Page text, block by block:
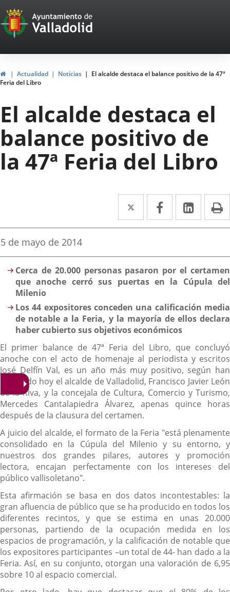
Portal
Web
del
Ayuntamiento
de
Valladolid
InicioActualidad Noticias
El alcalde destaca el balance positivo de la 47ª
Feria del Libro
El alcalde destaca el
balance positivo de
la 47ª Feria del Libro
Twitter
Enlace
a
aplicación
externa.
Facebook
Enlace
a
aplicación
externa.
Enlace
a
Fecha
la
noticia
5 de mayo de 2014
Descripción
Cerca de 20.000 personas pasaron por el certamen
que anoche cerró sus puertas en la Cúpula del
Milenio
Los 44 expositores conceden una calificación media
de notable a la Feria, y la mayoría de ellos declara
haber cubierto sus objetivos económicos
El primer balance de 47ª Feria del Libro, que concluyó
anoche con el acto de homenaje al periodista y escritos
José Delfín Val, es un año más muy positivo, según han
explicado hoy el alcalde de Valladolid, Francisco Javier León
de la Riva, y la concejala de Cultura, Comercio y Turismo,
Mercedes Cantalapiedra Álvarez, apenas quince horas
después de la clausura del certamen.
A juicio del alcalde, el formato de la Feria "está plenamente
consolidado en la Cúpula del Milenio y su entorno, y
nuestros dos grandes pilares, autores y promoción
lectora, encajan perfectamente con los intereses del
público vallisoletano".
Esta afirmación se basa en dos datos incontestables: la
gran afluencia de público que se ha producido en todos los
diferentes recintos, y que se estima en unas 20.000
personas, partiendo de la ocupación medida en los
espacios de programación, y la calificación de notable que
los expositores participantes –un total de 44- han dado a la
Feria. Así, en su conjunto, otorgan una valoración de 6,95
sobre 10 al espacio comercial.